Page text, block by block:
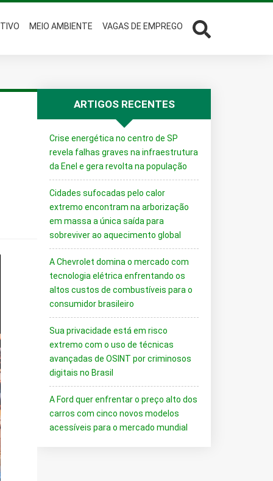
MEIO AMBIENTE VAGAS DE EMPREGO
ARTIGOS RECENTES
Crise energética no centro de SP
revela falhas graves na infraestrutura
da Enel e gera revolta na população
Cidades sufocadas pelo calor
extremo encontram na arborização
em massa a única saída para
sobreviver ao aquecimento global
A Chevrolet domina o mercado com
tecnologia elétrica enfrentando os
altos custos de combustíveis para o
consumidor brasileiro
Sua privacidade está em risco
extremo com o uso de técnicas
avançadas de OSINT por criminosos
digitais no Brasil
A Ford quer enfrentar o preço alto dos
carros com cinco novos modelos
acessíveis para o mercado mundial